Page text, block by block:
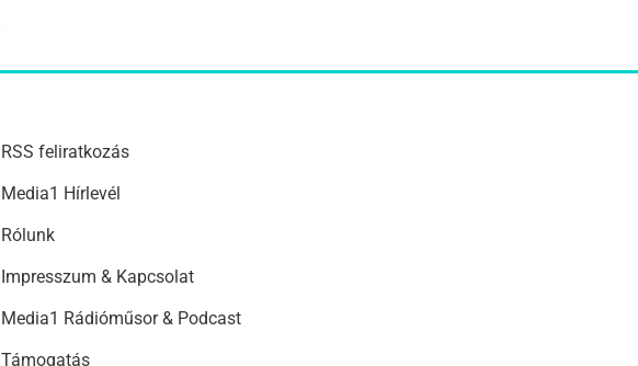
RSS feliratkozás
Media1 Hírlevél
Rólunk
Impresszum & Kapcsolat
Media1 Rádióműsor & Podcast
Támogatás